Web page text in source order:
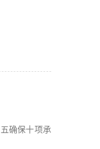
确保十项承